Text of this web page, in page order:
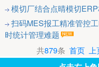
模切厂结合点晴模切
扫码MES报工精准管控
时统计管理难题
共879条 首页